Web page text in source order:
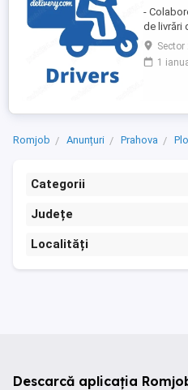
-
de livrări
rapid! -
transport
atractive
Sector
1
Romjob Anunțuri Prahova
Categorii
Județe
Localități
Descarcă aplicația